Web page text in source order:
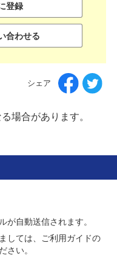
登録
合わせる
シェア
場合があります。
が自動送信されます。
しては、ご利用ガイドの
さい。